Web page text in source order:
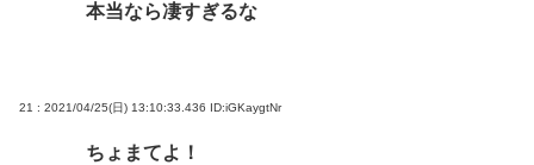
本当なら凄すぎるな
21 : 2021/04/25(日) 13:10:33.436 ID:iGKaygtNr
ちょまてよ！